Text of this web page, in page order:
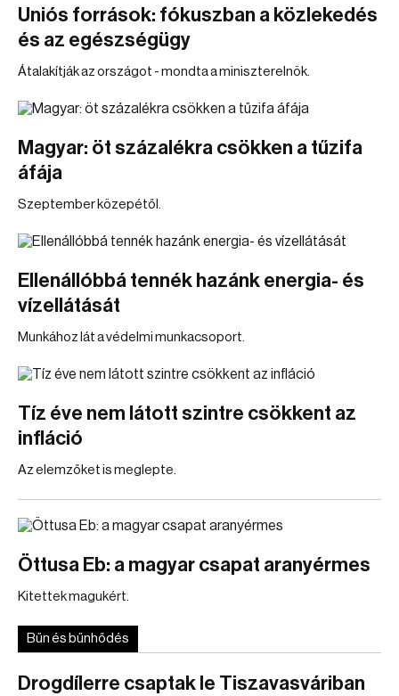
Uniós források: fókuszban a közlekedés
és az egészségügy
Átalakítják az országot - mondta a miniszterelnök.
Magyar: öt százalékra csökken a tűzifa
áfája
Szeptember közepétől.
Ellenállóbbá tennék hazánk energia- és
vízellátását
Munkához lát a védelmi munkacsoport.
Tíz éve nem látott szintre csökkent az
infláció
Az elemzőket is meglepte.
Öttusa Eb: a magyar csapat aranyérmes
Kitettek magukért.
Bűn és bűnhődés
Drogdílerre csaptak le Tiszavasváriban